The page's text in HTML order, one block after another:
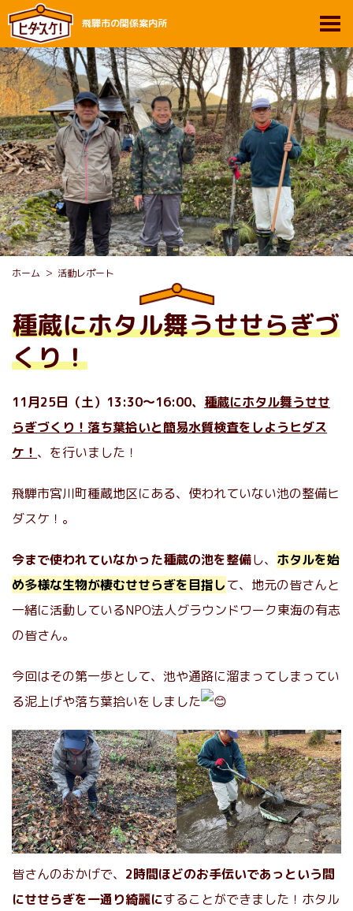
飛騨市の関係案内所
ホーム 活動レポート
種蔵にホタル舞うせせらぎづ
くり！
11月25日（土）13:30〜16:00、 種蔵にホタル舞うせせ
らぎづくり！落ち葉拾いと簡易水質検査をしようヒダス
ケ！ 、を行いました！
飛騨市宮川町種蔵地区にある、使われていない池の整備ヒ
ダスケ！。
今まで使われていなかった種蔵の池を整備し、 ホタルを始
め多様な生物が棲むせせらぎを目指して、地元の皆さんと
一緒に活動しているNPO法人グラウンドワーク東海の有志
の皆さん。
今回はその第一歩として、池や通路に溜まってしまってい
る泥上げや落ち葉拾いをしました
皆さんのおかげで、 2時間ほどのお手伝いであっという間
にせせらぎを一通り綺麗にすることができました！ホタル